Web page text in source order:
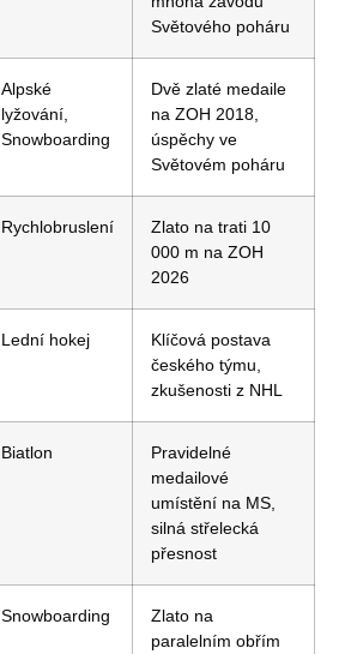
Světového⁤ poháru
Alpské
lyžování,⁤
Snowboarding
Dvě zlaté medaile
na ZOH 2018,⁣
úspěchy ve
Světovém poháru
Rychlobruslení
Zlato na trati ⁤10
000 m na ZOH
2026
Lední hokej
Klíčová postava
českého týmu,
zkušenosti ⁣z⁤ NHL
Biatlon
Pravidelné
medailové
umístění na MS,
silná ‌střelecká
přesnost
Snowboarding
Zlato na
paralelním obřím